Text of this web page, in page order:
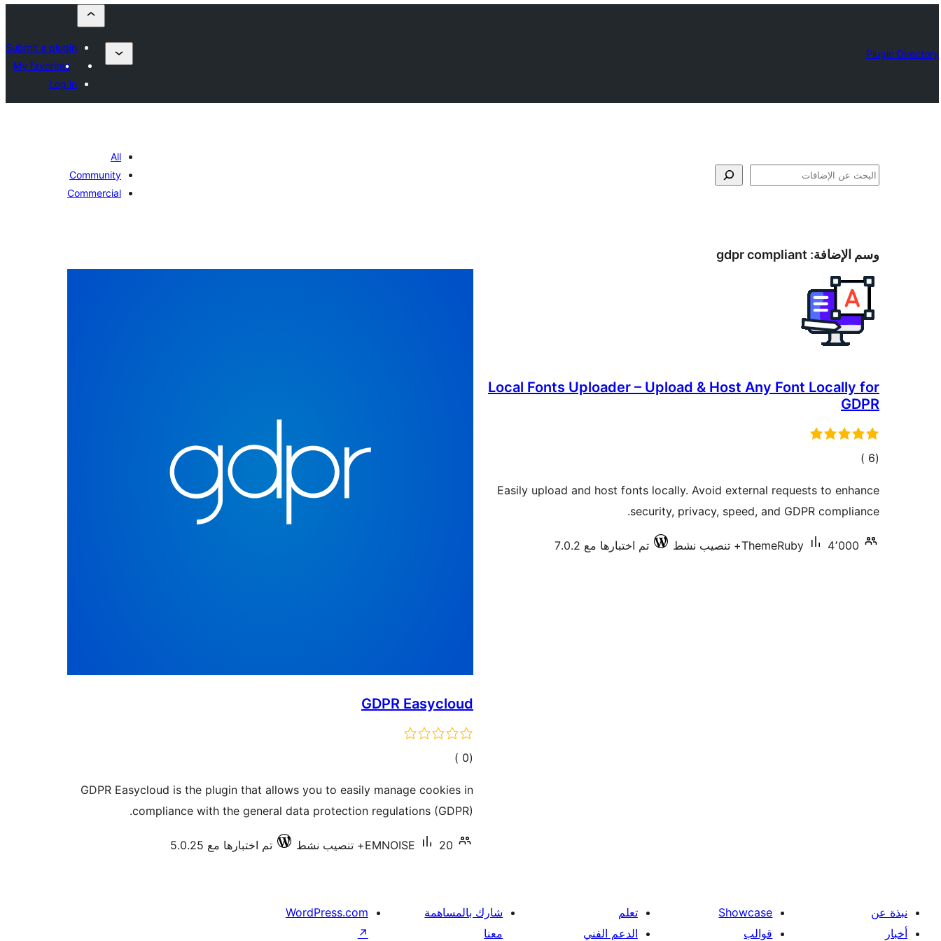
Plugin Directory
Submit a plugin
My favorites
Log in
البحث
All
Community
Commercial
وسم الإضافة: gdpr compliant
Local Fonts Uploader – Upload & Host Any Font Locally for
GDPR
(6
إجمالي)
Easily upload and host fonts locally. Avoid external requests to enhance
security, privacy, speed, and GDPR compliance.
ThemeRuby 4٬000+ تنصيب نشط تم اختبارها مع 7.0.2
GDPR Easycloud
(0
إجمالي)
GDPR Easycloud is the plugin that allows you to easily manage cookies in
compliance with the general data protection regulations (GDPR).
EMNOISE 20+ تنصيب نشط تم اختبارها مع 5.0.25
نبذة عن
أخبار
Showcase
قوالب
تعلم
الدعم الفني
شارك بالمساهمة
معنا
WordPress.com
↗